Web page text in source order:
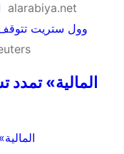
alarabiya.net
وول ستريت تتوقف